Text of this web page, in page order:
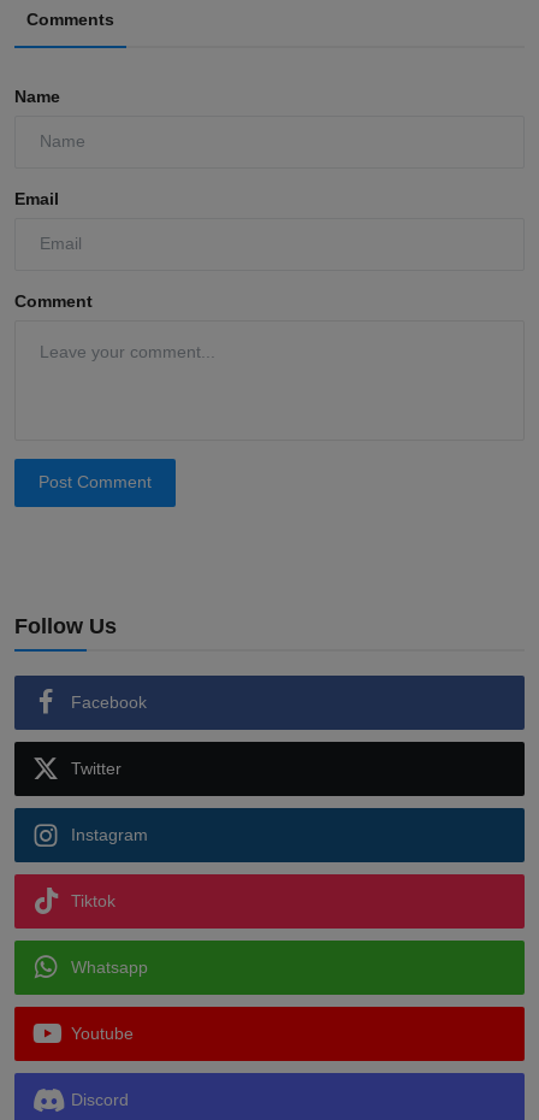
Comments
Name
Email
Comment
Post Comment
Follow Us
Facebook
Twitter
Instagram
Tiktok
Whatsapp
Youtube
Discord